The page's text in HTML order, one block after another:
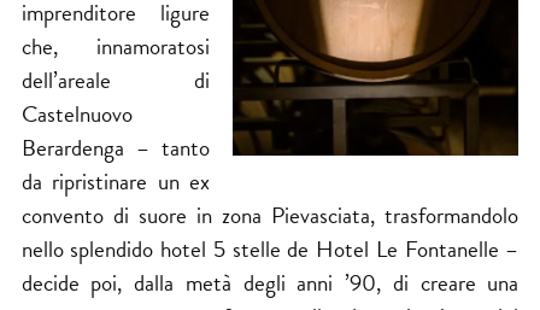
imprenditore ligure
che, innamoratosi
dell’areale di
Castelnuovo
Berardenga – tanto
da ripristinare un ex
convento di suore in zona Pievasciata, trasformandolo
nello splendido hotel 5 stelle de Hotel Le Fontanelle –
decide poi, dalla metà degli anni ’90, di creare una